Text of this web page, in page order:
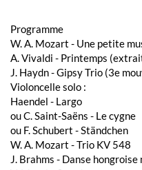
Programme
W. A. Mozart - Une petite
A. Vivaldi - Printemps
J. Haydn - Gipsy Trio (3e
Violoncelle solo :
Haendel - Largo
ou C. Saint-Saëns - Le cygne
ou F. Schubert - Ständchen
W. A. Mozart - Trio KV 548
J. Brahms - Danse hongroise